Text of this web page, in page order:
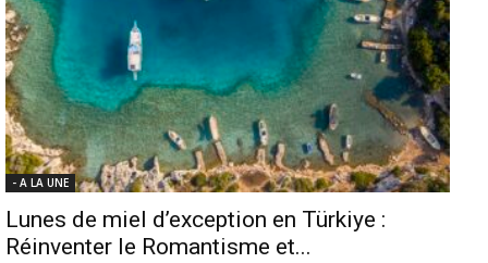
- A LA UNE
Lunes de miel d’exception en Türkiye :
Réinventer le Romantisme et...